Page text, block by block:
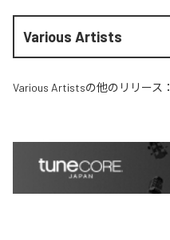
Various Artists
Various Artistsの他のリリース：